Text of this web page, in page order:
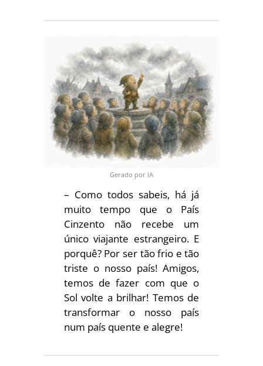
– Como todos sabeis, há já
muito tempo que o País
Cinzento não recebe um
único viajante estrangeiro. E
porquê? Por ser tão frio e tão
triste o nosso país! Amigos,
temos de fazer com que o
Sol volte a brilhar! Temos de
transformar o nosso país
num país quente e alegre!
Gerado por IA